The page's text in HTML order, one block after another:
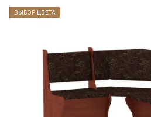
ВЫБОР ЦВЕТА